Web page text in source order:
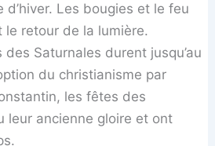
Les bougies et le feu
le retour de la lumière.
Saturnales durent jusqu’au
du christianisme par
les fêtes des
leur ancienne gloire et ont